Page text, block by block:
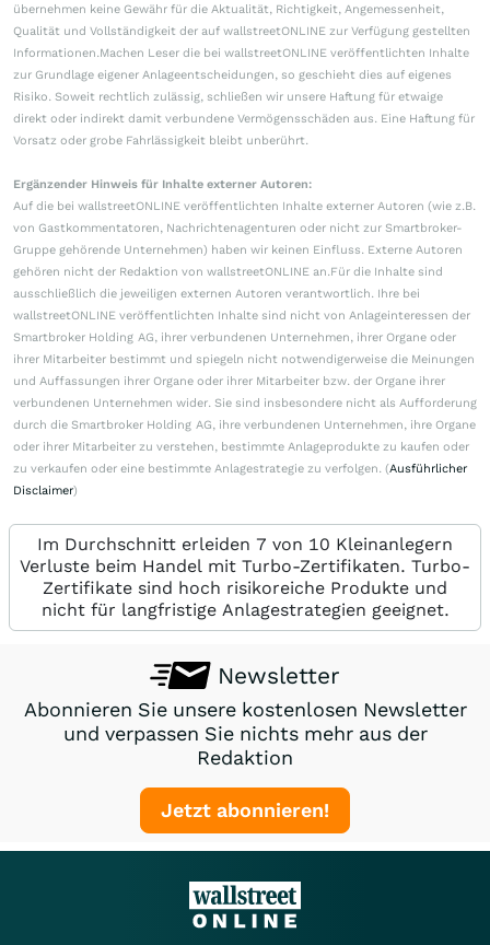
übernehmen keine Gewähr für die Aktualität, Richtigkeit, Angemessenheit,
Qualität und Vollständigkeit der auf wallstreetONLINE zur Verfügung gestellten
Informationen.Machen Leser die bei wallstreetONLINE veröffentlichten Inhalte
zur Grundlage eigener Anlageentscheidungen, so geschieht dies auf eigenes
Risiko. Soweit rechtlich zulässig, schließen wir unsere Haftung für etwaige
direkt oder indirekt damit verbundene Vermögensschäden aus. Eine Haftung für
Vorsatz oder grobe Fahrlässigkeit bleibt unberührt.
Ergänzender Hinweis für Inhalte externer Autoren:
Auf die bei wallstreetONLINE veröffentlichten Inhalte externer Autoren (wie z.B.
von Gastkommentatoren, Nachrichtenagenturen oder nicht zur Smartbroker-
Gruppe gehörende Unternehmen) haben wir keinen Einfluss. Externe Autoren
gehören nicht der Redaktion von wallstreetONLINE an.Für die Inhalte sind
ausschließlich die jeweiligen externen Autoren verantwortlich. Ihre bei
wallstreetONLINE veröffentlichten Inhalte sind nicht von Anlageinteressen der
Smartbroker Holding AG, ihrer verbundenen Unternehmen, ihrer Organe oder
ihrer Mitarbeiter bestimmt und spiegeln nicht notwendigerweise die Meinungen
und Auffassungen ihrer Organe oder ihrer Mitarbeiter bzw. der Organe ihrer
verbundenen Unternehmen wider. Sie sind insbesondere nicht als Aufforderung
durch die Smartbroker Holding AG, ihre verbundenen Unternehmen, ihre Organe
oder ihrer Mitarbeiter zu verstehen, bestimmte Anlageprodukte zu kaufen oder
zu verkaufen oder eine bestimmte Anlagestrategie zu verfolgen. (Ausführlicher
Disclaimer)
Im Durchschnitt erleiden 7 von 10 Kleinanlegern
Verluste beim Handel mit Turbo-Zertifikaten. Turbo-
Zertifikate sind hoch risikoreiche Produkte und
nicht für langfristige Anlagestrategien geeignet.
Newsletter
Abonnieren Sie unsere kostenlosen Newsletter
und verpassen Sie nichts mehr aus der
Redaktion
Jetzt abonnieren!